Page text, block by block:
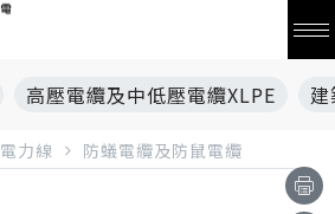
高壓電纜及中低壓電纜XLPE
電力線 防蟻電纜及防鼠電纜